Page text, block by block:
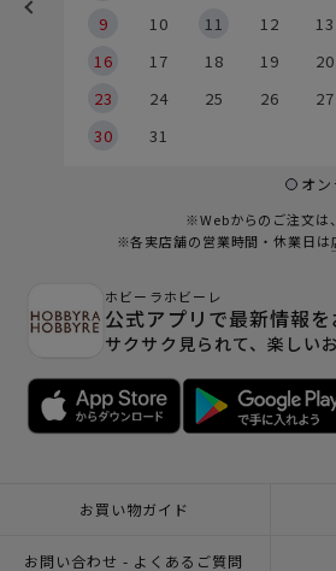
9
10 11 12 13
16
17 18 19 20
23
24 25 26 27
30
31
オ
※Webからのご注文は
※各実店舗の営業時間・休業日は
ホビーラホビーレ
公式アプリで最新情報を
サクサク見られて、楽しい
お買い物ガイド
お問い合わせ - よくあるご質問